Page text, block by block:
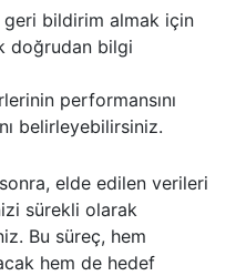
bildirim almak için
doğrudan bilgi
performansını
belirleyebilirsiniz.
elde edilen verileri
sürekli olarak
Bu süreç, hem
hem de hedef